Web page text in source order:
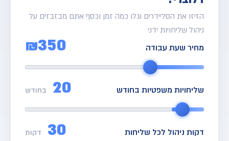
הזיזו את הסליידרים וגלו כמה זמן וכסף אתם מבזבזים על
ניהול שליחויות ידני
מחיר שעת עבודה ₪350
שליחויות משפטיות בחודש 20 בחודש
דקות ניהול לכל שליחות 30 דקות